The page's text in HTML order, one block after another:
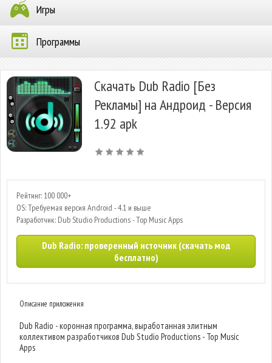
Игры
Программы
Скачать Dub Radio [Без
Рекламы] на Андроид - Версия
1.92 apk
Рейтинг: 100 000+
OS: Требуемая версия Android - 4.1 и выше
Разработчик: Dub Studio Productions - Top Music Apps
Dub Radio: проверенный источник (скачать мод
бесплатно)
Описание приложения
Dub Radio - коронная программа, выработанная элитным
коллективом разработчиков Dub Studio Productions - Top Music
Apps